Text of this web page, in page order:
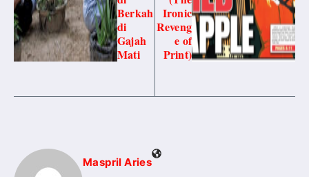
Berkah
di
Gajah
Mati
Ironic
Reveng
e of
Print)
Maspril Aries